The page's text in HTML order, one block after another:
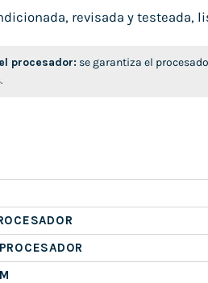
revisada y testeada,
procesador: se garantiza el